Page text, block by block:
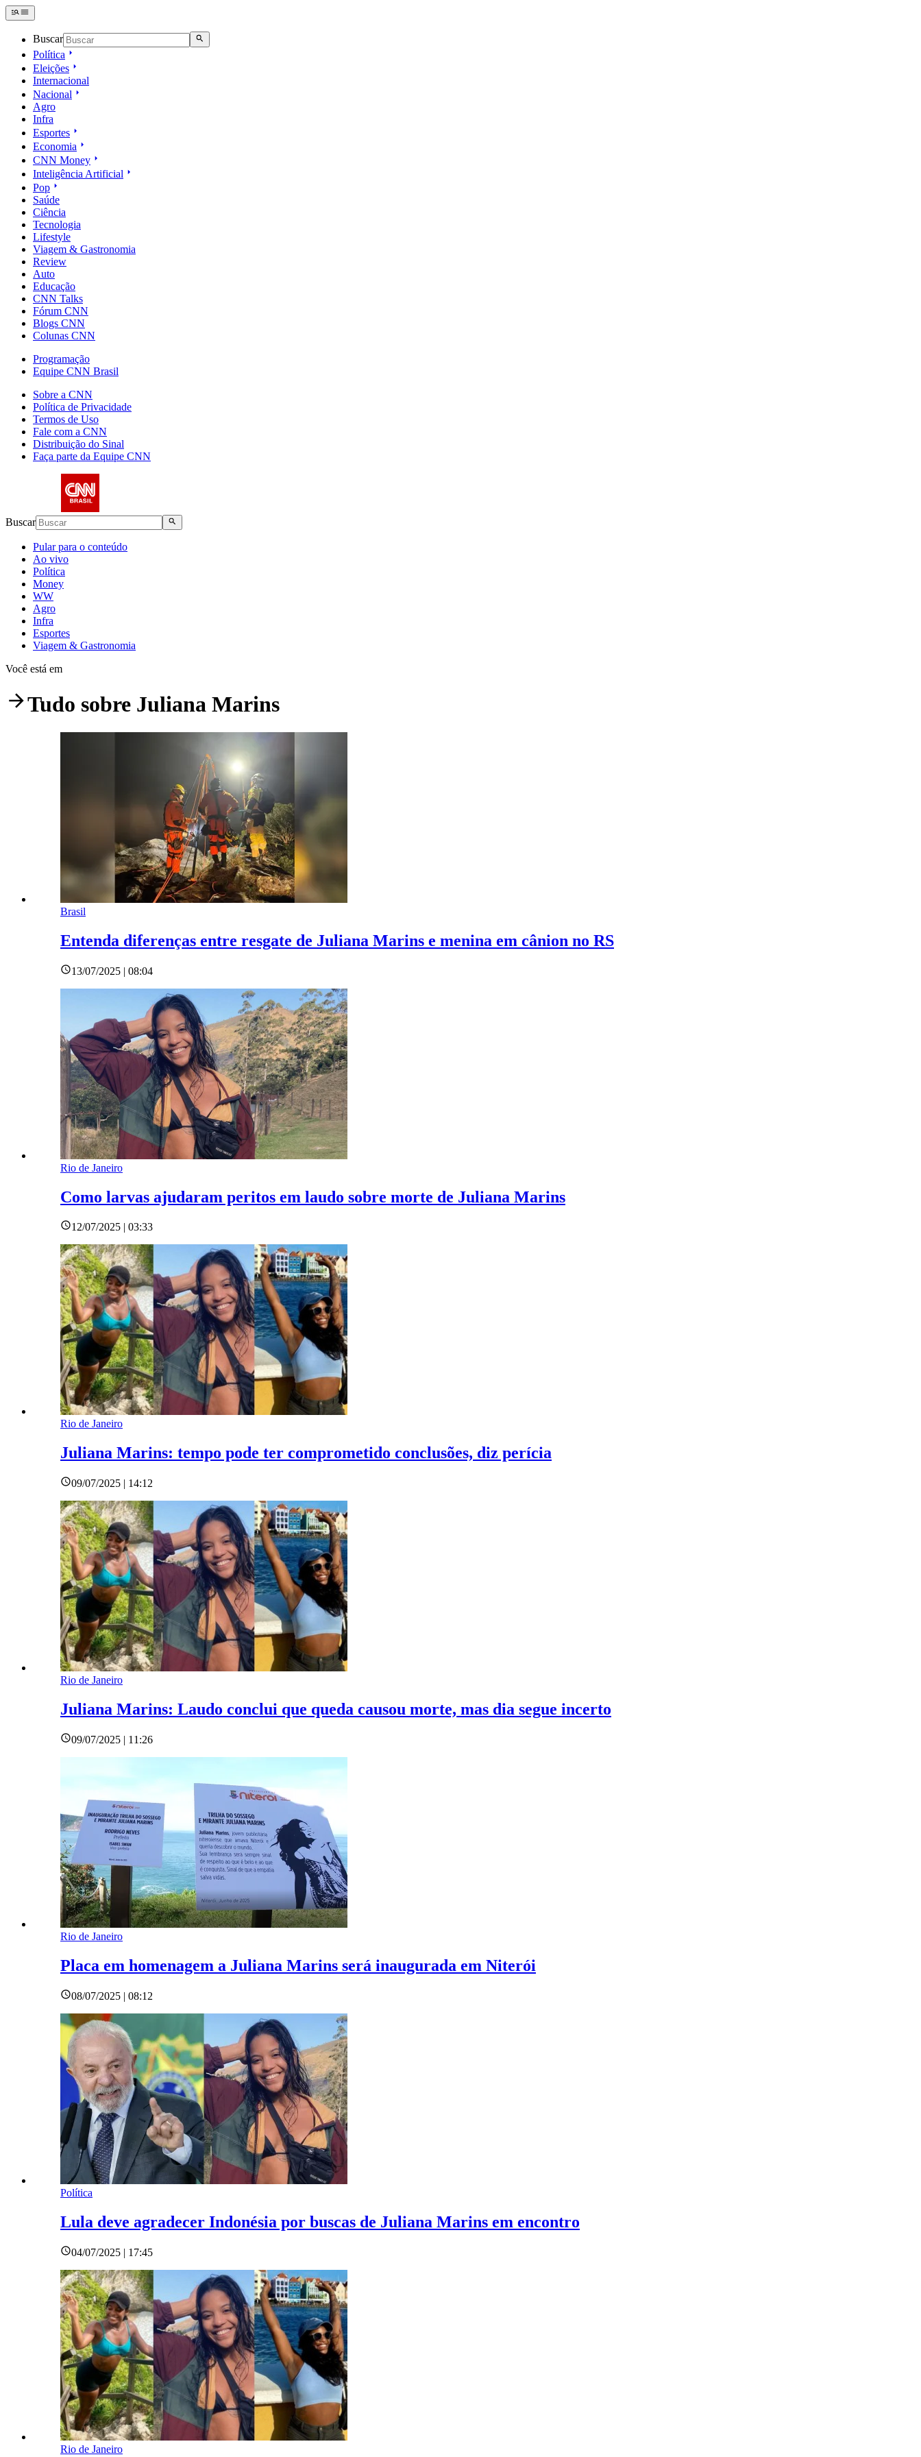
Buscar
Política
Eleições
Internacional
Nacional
Agro
Infra
Esportes
Economia
CNN Money
Inteligência Artificial
Pop
Saúde
Ciência
Tecnologia
Lifestyle
Viagem & Gastronomia
Review
Auto
Educação
CNN Talks
Fórum CNN
Blogs CNN
Colunas CNN
Programação
Equipe CNN Brasil
Sobre a CNN
Política de Privacidade
Termos de Uso
Fale com a CNN
Distribuição do Sinal
Faça parte da Equipe CNN
Buscar
Pular para o conteúdo
Ao vivo
Política
Money
WW
Agro
Infra
Esportes
Viagem & Gastronomia
Você está em
Tudo sobre Juliana Marins
Brasil
Entenda diferenças entre resgate de Juliana Marins e menina em cânion no RS
13/07/2025 | 08:04
Rio de Janeiro
Como larvas ajudaram peritos em laudo sobre morte de Juliana Marins
12/07/2025 | 03:33
Rio de Janeiro
Juliana Marins: tempo pode ter comprometido conclusões, diz perícia
09/07/2025 | 14:12
Rio de Janeiro
Juliana Marins: Laudo conclui que queda causou morte, mas dia segue incerto
09/07/2025 | 11:26
Rio de Janeiro
Placa em homenagem a Juliana Marins será inaugurada em Niterói
08/07/2025 | 08:12
Política
Lula deve agradecer Indonésia por buscas de Juliana Marins em encontro
04/07/2025 | 17:45
Rio de Janeiro